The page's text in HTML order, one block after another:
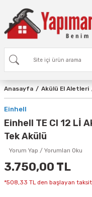
Anasayfa Akülü El Aletleri
Einhell
Einhell TE CI 12 Lİ
Tek Akülü
Yorum Yap / Yorumları Oku
3.750,00 TL
*508,33 TL den başlayan